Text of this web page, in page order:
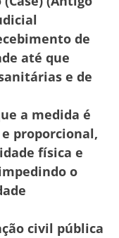
de
até que
e de
a medida é
proporcional,
física e
o
civil pública